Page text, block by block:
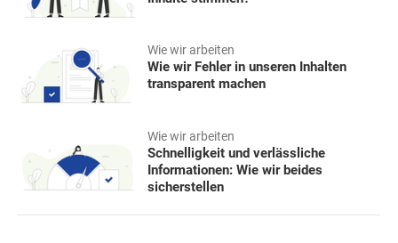
Wie wir arbeiten
Wie wir Fehler in unseren Inhalten
transparent machen
Wie wir arbeiten
Schnelligkeit und verlässliche
Informationen: Wie wir beides
sicherstellen